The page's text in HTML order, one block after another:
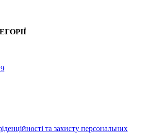
та захисту персональних